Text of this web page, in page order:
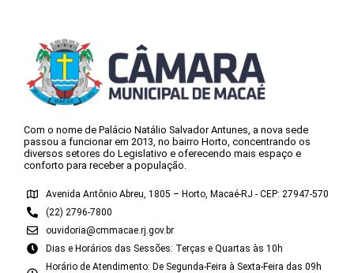
Com o nome de Palácio Natálio Salvador Antunes, a nova sede
passou a funcionar em 2013, no bairro Horto, concentrando os
diversos setores do Legislativo e oferecendo mais espaço e
conforto para receber a população.
Avenida Antônio Abreu, 1805 – Horto, Macaé-RJ - CEP: 27947-570
(22) 2796-7800
ouvidoria@cmmacae.rj.gov.br
Dias e Horários das Sessões: Terças e Quartas às 10h
Horário de Atendimento: De Segunda-Feira à Sexta-Feira das 09h